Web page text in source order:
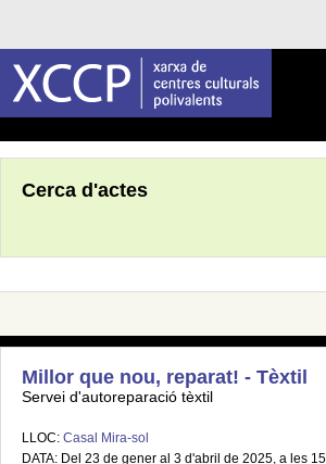
Cerca d'actes
Millor que nou, reparat! - Tèxtil
Servei d'autoreparació tèxtil
LLOC: Casal Mira-sol
DATA: Del 23 de gener al 3 d'abril de 2025, a les